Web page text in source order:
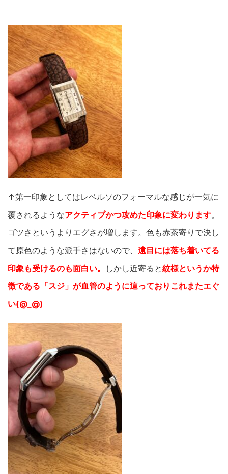
↑第一印象としてはレベルソのフォーマルな感じが一気に
覆されるようなアクティブかつ攻めた印象に変わります。
ゴツさというよりエグさが増します。色も赤茶寄りで決し
て原色のような派手さはないので、 遠目には落ち着いてる
印象も受けるのも面白い。
しかし近寄ると紋様というか特
徴である「スジ」が血管のように這っておりこれまたエぐ
い(@_@)